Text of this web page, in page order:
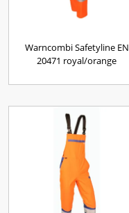
Warncombi Safetyline EN
20471 royal/orange